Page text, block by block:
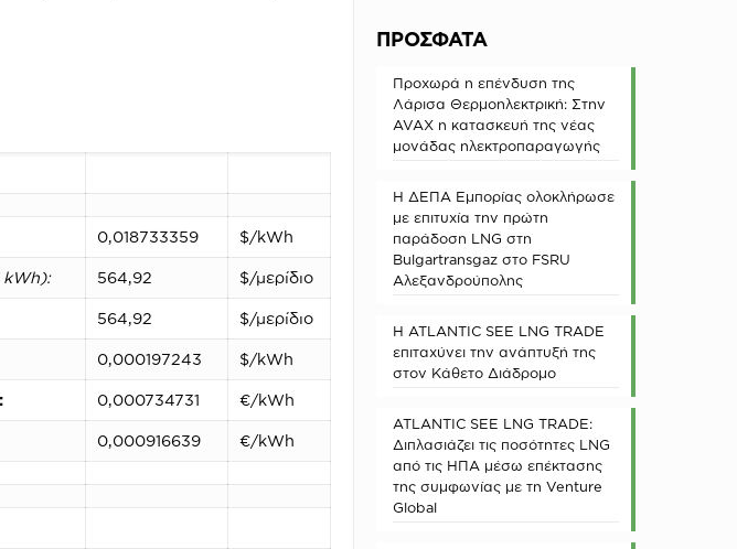
0,018733359 $/kWh
kWh): 564,92 $/μερίδιο
564,92 $/μερίδιο
0,000197243 $/kWh
0,000734731 €/kWh
0,000916639 €/kWh
ΠΡΟΣΦΑΤΑ
Προχωρά η επένδυση της
Λάρισα Θερμοηλεκτρική: Στην
AVAX η κατασκευή της νέας
μονάδας ηλεκτροπαραγωγής
Η ΔΕΠΑ Εμπορίας ολοκλήρωσε
με επιτυχία την πρώτη
παράδοση LNG στη
Bulgartransgaz στο FSRU
Αλεξανδρούπολης
Η ATLANTIC SEE LNG TRADE
επιταχύνει την ανάπτυξή της
στον Κάθετο Διάδρομο
ATLANTIC SEE LNG TRADE:
Διπλασιάζει τις ποσότητες LNG
από τις ΗΠΑ μέσω επέκτασης
της συμφωνίας με τη Venture
Global